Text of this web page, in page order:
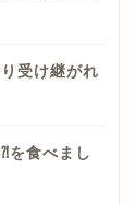
受け継がれ
を食べまし